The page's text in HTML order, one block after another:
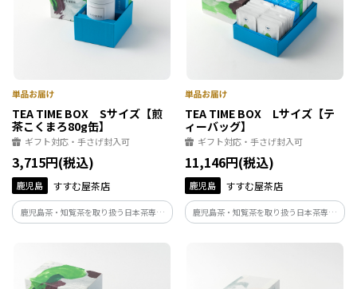
TEA TIME BOX Sサイズ【煎
茶こくまろ80g缶】
ギフト対応・手さげ封入可
3,715円(税込)
鹿児島 すすむ屋茶店
鹿児島茶・知覧茶を取り扱う日本茶専門
店〈すすむ屋茶店〉が提案するギフトセ
ット「お茶とお菓子がセットに TEA
致します。
TEA TIME BOX Lサイズ【テ
ィーバッグ】
ギフト対応・手さげ封入可
11,146円(税込)
鹿児島 すすむ屋茶店
鹿児島茶・知覧茶を取り扱う日本茶専門
店〈すすむ屋茶店〉が提案するギフトセ
ット「お茶とお菓子がセットに TEA